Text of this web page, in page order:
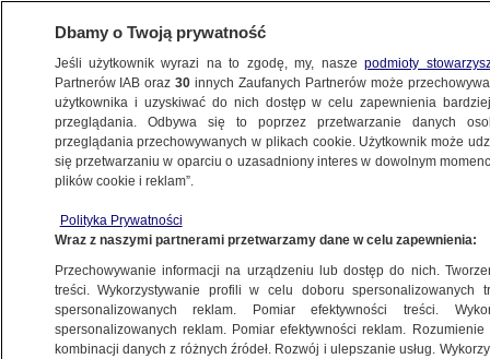
GOSPODARKA
Sektor kosmiczny: do gospodarki
wpłynęło ok. 200 mln zł
BIZNES
KE chce umożliwić obniżoną stawkę
VAT na e-booki i e-gazety
Dbamy o Twoją prywatność
Jeśli użytkownik wyrazi na to zgodę, my, naszepodmioty
Partnerów IAB oraz30 innych Zaufanych Partnerów może
użytkownika i uzyskiwać do nich dostęp w celu zapewnienia
przeglądania. Odbywa się to poprzez przetwarzanie danych
przeglądania przechowywanych w plikach cookie. Użytkownik może
się przetwarzaniu w oparciu o uzasadniony interes w dowolnym
plików cookie i reklam”.
Polityka Prywatności
Wraz z naszymi partnerami przetwarzamy dane w celu zapewnienia:
Przechowywanie informacji na urządzeniu lub dostęp do nich.
treści. Wykorzystywanie profili w celu doboru spersonalizowanych
spersonalizowanych reklam. Pomiar efektywności treści.
spersonalizowanych reklam. Pomiar efektywności reklam.
kombinacji danych z różnych źródeł. Rozwój i ulepszanie usług.